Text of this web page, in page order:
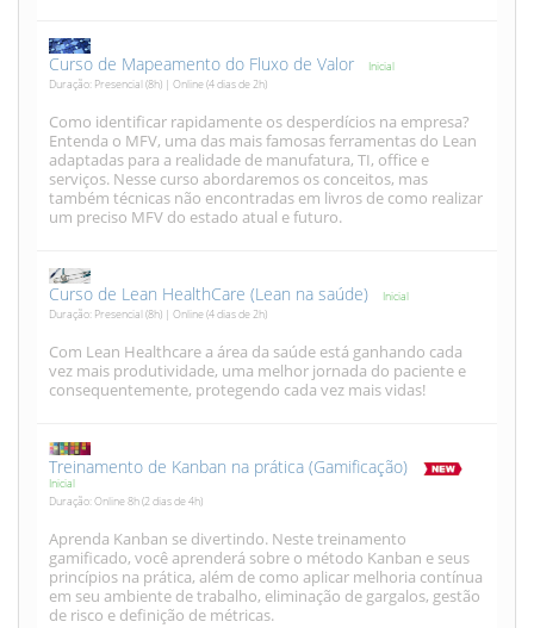
Curso de Mapeamento do Fluxo de Valor
Inicial
Duração: Presencial (8h) | Online (4 dias de 2h)
Como identificar rapidamente os desperdícios na empresa?
Entenda o MFV, uma das mais famosas ferramentas do Lean
adaptadas para a realidade de manufatura, TI, office e
serviços. Nesse curso abordaremos os conceitos, mas
também técnicas não encontradas em livros de como realizar
um preciso MFV do estado atual e futuro.
Curso de Lean HealthCare (Lean na saúde)
Inicial
Duração: Presencial (8h) | Online (4 dias de 2h)
Com Lean Healthcare a área da saúde está ganhando cada
vez mais produtividade, uma melhor jornada do paciente e
consequentemente, protegendo cada vez mais vidas!
Treinamento de Kanban na prática (Gamificação)
Inicial
Duração: Online 8h (2 dias de 4h)
Aprenda Kanban se divertindo. Neste treinamento
gamificado, você aprenderá sobre o método Kanban e seus
princípios na prática, além de como aplicar melhoria contínua
em seu ambiente de trabalho, eliminação de gargalos, gestão
de risco e definição de métricas.